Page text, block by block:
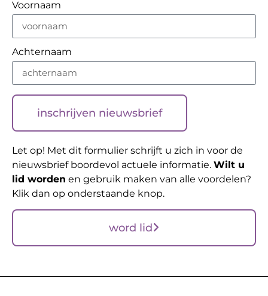
Voornaam
Achternaam
inschrijven nieuwsbrief
Let op! Met dit formulier schrijft u zich in voor de
nieuwsbrief boordevol actuele informatie. Wilt u
lid worden en gebruik maken van alle voordelen?
Klik dan op onderstaande knop.
word lid